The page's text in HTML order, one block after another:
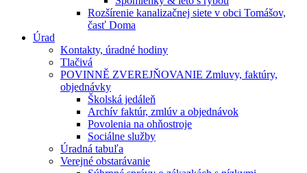
Rozšírenie kanalizačnej siete v obci Tomášov,
časť Doma
Úrad
Kontakty, úradné hodiny
Tlačivá
POVINNĚ ZVEREJŇOVANIE Zmluvy, faktúry,
objednávky
Školská jedáleň
Archív faktúr, zmlúv a objednávok
Povolenia na ohňostroje
Sociálne služby
Úradná tabuľa
Verejné obstarávanie